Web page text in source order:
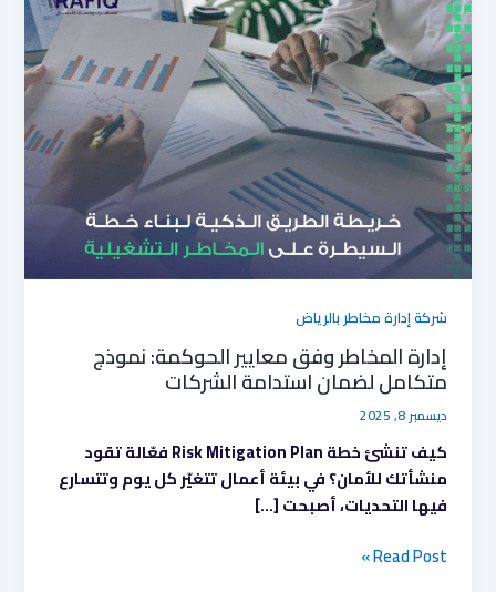
شركة إدارة مخاطر بالرياض
إدارة المخاطر وفق معايير الحوكمة: نموذج
متكامل لضمان استدامة الشركات
ديسمبر 8, 2025
كيف تنشئ خطة Risk Mitigation Plan فعّالة تقود
منشأتك للأمان؟ في بيئة أعمال تتغيّر كل يوم وتتسارع
فيها التحديات، أصبحت […]
وفق
معايير
الحوكمة:
نموذج
متكامل
لضمان
استدامة
الشركات
Read Post »